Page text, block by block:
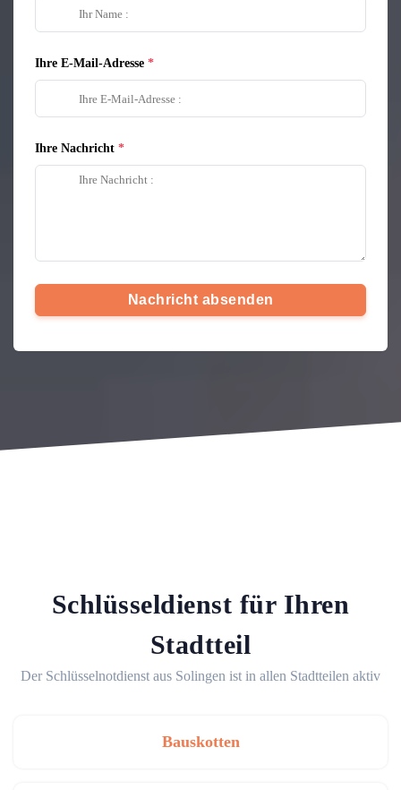
Ihre E-Mail-Adresse
Ihre Nachricht
Nachricht absenden
Schlüsseldienst für Ihren
Stadtteil
Der Schlüsselnotdienst aus Solingen ist in allen Stadtteilen aktiv
Bauskotten